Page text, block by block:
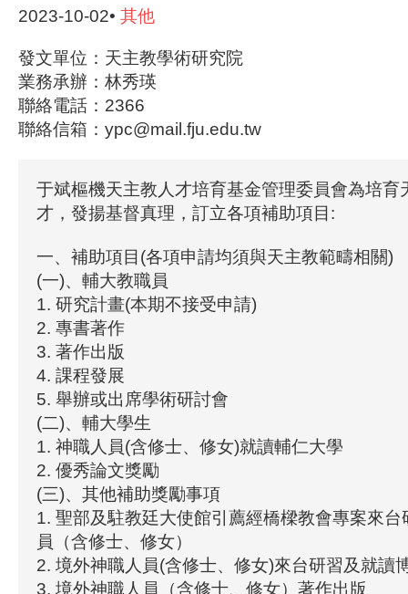
2023-10-02• 其他
發文單位：天主教學術研究院
業務承辦：林秀瑛
聯絡電話：2366
聯絡信箱：ypc@mail.fju.edu.tw
于斌樞機天主教人才培育基金管理委員會為培育
才，發揚基督真理，訂立各項補助項目:
一、補助項目(各項申請均須與天主教範疇相關)
(一)、輔大教職員
1. 研究計畫(本期不接受申請)
2. 專書著作
3. 著作出版
4. 課程發展
5. 舉辦或出席學術研討會
(二)、輔大學生
1. 神職人員(含修士、修女)就讀輔仁大學
2. 優秀論文獎勵
(三)、其他補助獎勵事項
1. 聖部及駐教廷大使館引薦經橋樑教會專案來
員（含修士、修女）
2. 境外神職人員(含修士、修女)來台研習及就讀
3. 境外神職人員（含修士、修女）著作出版